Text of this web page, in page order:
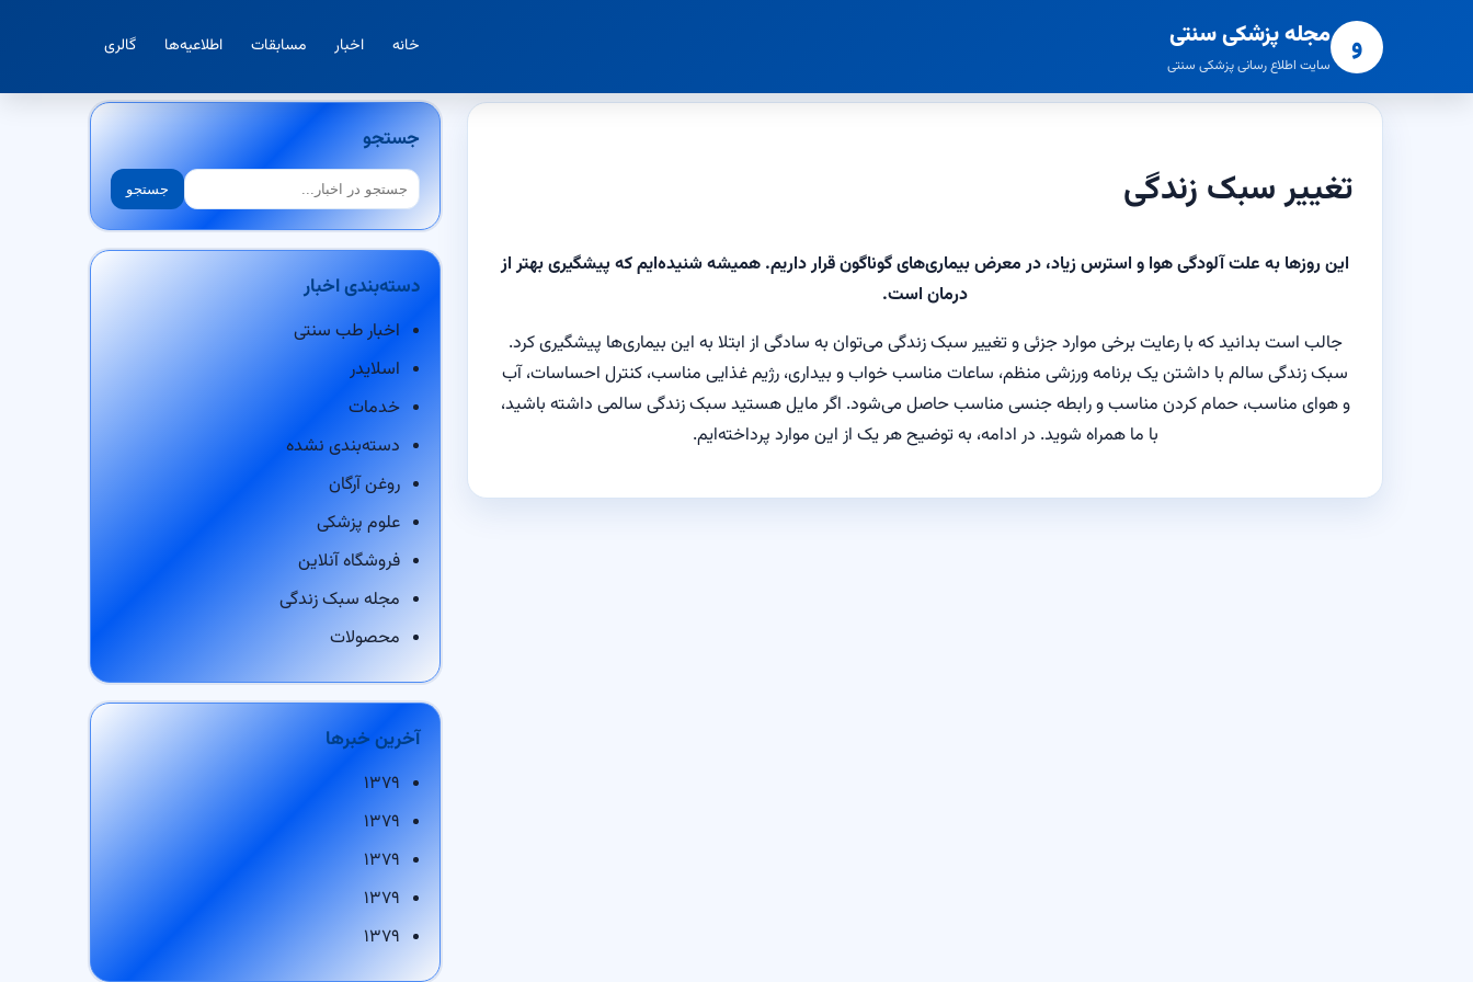
و مجله پزشکی سنتی
سایت اطلاع رسانی پزشکی سنتی
خانه اخبار مسابقات اطلاعیه‌ها گالری
تغییر سبک زندگی
این روزها به علت آلودگی هوا و استرس زیاد، در معرض بیماری‌های گوناگون قرار داریم. همیشه شنیده‌ایم که پیشگیری بهتر از
درمان است.
جالب است بدانید که با رعایت برخی موارد جزئی و تغییر سبک زندگی می‌توان به سادگی از ابتلا به این بیماری‌ها پیشگیری کرد.
سبک زندگی سالم با داشتن یک برنامه ورزشی منظم، ساعات مناسب خواب و بیداری، رژیم غذایی مناسب، کنترل احساسات، آب
و هوای مناسب، حمام کردن مناسب و رابطه جنسی مناسب حاصل می‌شود. اگر مایل هستید سبک زندگی سالمی داشته باشید،
با ما همراه شوید. در ادامه، به توضیح هر یک از این موارد پرداخته‌ایم.
جستجو
جستجو جستجو
دسته‌بندی اخبار
اخبار طب سنتی
اسلایدر
خدمات
دسته‌بندی نشده
روغن آرگان
علوم پزشکی
فروشگاه آنلاین
مجله سبک زندگی
محصولات
آخرین خبرها
۱۳۷۹
۱۳۷۹
۱۳۷۹
۱۳۷۹
۱۳۷۹